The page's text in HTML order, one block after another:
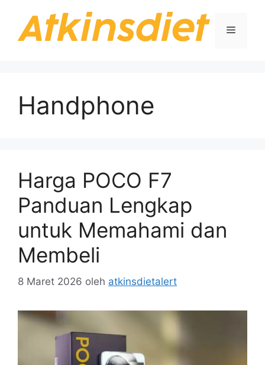
Menu
Handphone
Harga POCO F7
Panduan Lengkap
untuk Memahami dan
Membeli
8 Maret 2026 oleh atkinsdietalert